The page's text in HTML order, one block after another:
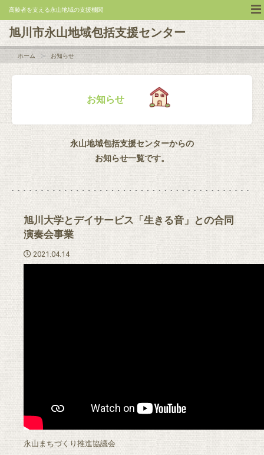
高齢者を支える永山地域の支援機関
旭川市永山地域包括支援センター
ホーム お知らせ
お知らせ
永山地域包括支援センターからの
お知らせ一覧です。
旭川大学とデイサービス「生きる音」との合同
演奏会事業
2021.04.14
永山まちづくり推進協議会